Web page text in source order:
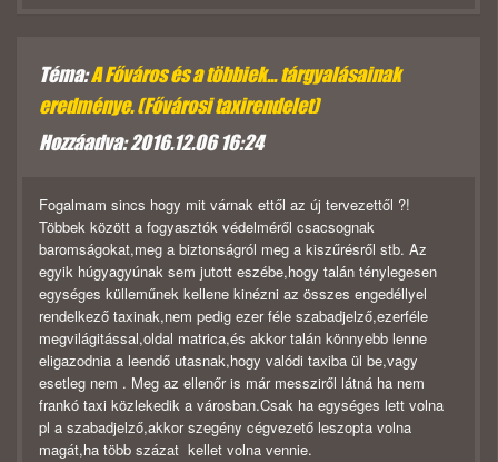
Téma:A Főváros és a többiek... tárgyalásainak
eredménye. (Fővárosi taxirendelet)
Hozzáadva: 2016.12.06 16:24
Fogalmam sincs hogy mit várnak ettől az új tervezettől ?!
Többek között a fogyasztók védelméről csacsognak
baromságokat,meg a biztonságról meg a kiszűrésről stb. Az
egyik húgyagyúnak sem jutott eszébe,hogy talán ténylegesen
egységes külleműnek kellene kinézni az összes engedéllyel
rendelkező taxinak,nem pedig ezer féle szabadjelző,ezerféle
megvilágitással,oldal matrica,és akkor talán könnyebb lenne
eligazodnia a leendő utasnak,hogy valódi taxiba ül be,vagy
esetleg nem . Meg az ellenőr is már messziről látná ha nem
frankó taxi közlekedik a városban.Csak ha egységes lett volna
pl a szabadjelző,akkor szegény cégvezető leszopta volna
magát,ha több százat kellet volna vennie.